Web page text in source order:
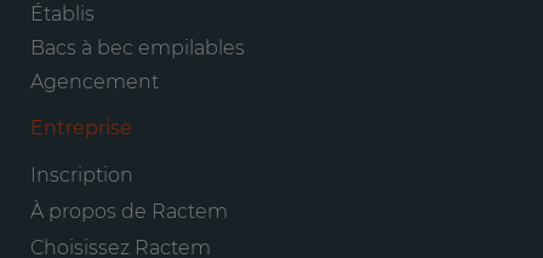
Établis
Bacs à bec empilables
Agencement
Entreprise
Inscription
À propos de Ractem
Choisissez Ractem